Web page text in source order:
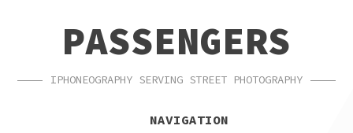
NAVIGATIONPASSENGERS
IPHONEOGRAPHY SERVING STREET PHOTOGRAPHY
NAVIGATION